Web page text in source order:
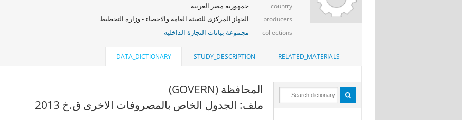
country جمهورية مصر العربية
producers الجهاز المركزى للتعبئة العامة والاحصاء - وزارة التخطيط
collections مجموعة بيانات التجارة الداخليه
RELATED_MATERIALS
STUDY_DESCRIPTION
DATA_DICTIONARY
المحافظة (GOVERN)
ملف: الجدول الخاص بالمصروفات الاخرى ق.خ 2013